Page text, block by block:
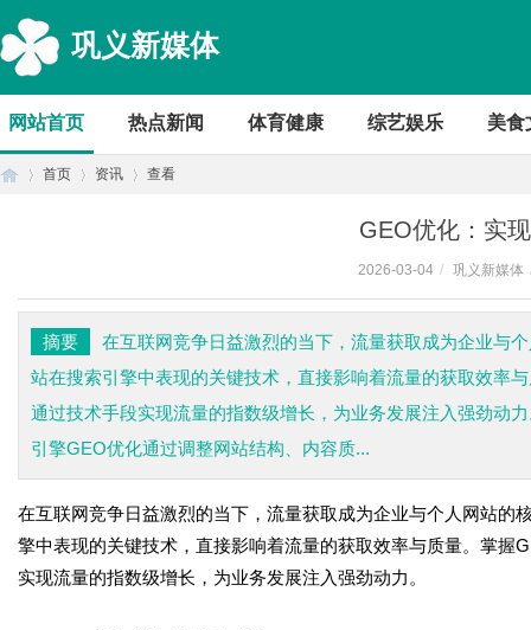
巩义新媒体
网站首页 热点新闻 体育健康 综艺娱乐 美食
首页 资讯 查看
GEO优化：实
2026-03-04 / 巩义新媒体
摘要
在互联网竞争日益激烈的当下，流量获取成为企业与
站在搜索引擎中表现的关键技术，直接影响着流量的获取效率
通过技术手段实现流量的指数级增长，为业务发展注入强劲动
引擎GEO优化通过调整网站结构、内容质...
在互联网竞争日益激烈的当下，流量获取成为企业与个人网站的
擎中表现的关键技术，直接影响着流量的获取效率与质量。掌握
实现流量的指数级增长，为业务发展注入强劲动力。